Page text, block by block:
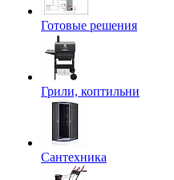
Готовые решения
Грили, коптильни
Сантехника